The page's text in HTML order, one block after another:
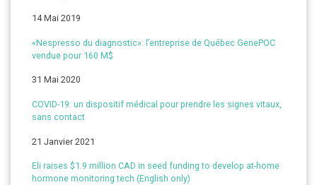
14 Mai 2019
«Nespresso du diagnostic»: l’entreprise de Québec GenePOC
vendue pour 160 M$
31 Mai 2020
COVID-19: un dispositif médical pour prendre les signes vitaux,
sans contact
21 Janvier 2021
Eli raises $1.9 million CAD in seed funding to develop at-home
hormone monitoring tech (English only)